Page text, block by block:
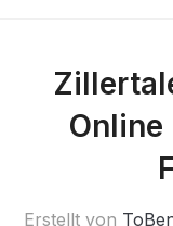
Online
Erstellt von